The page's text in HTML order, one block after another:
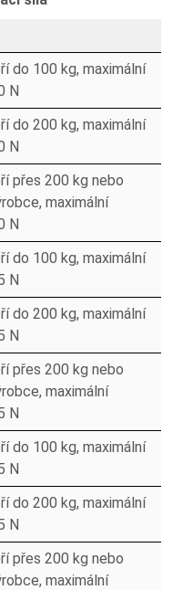
do 100 kg, maximální
N
do 200 kg, maximální
N
přes 200 kg nebo
maximální
N
do 100 kg, maximální
N
do 200 kg, maximální
N
přes 200 kg nebo
maximální
N
do 100 kg, maximální
N
do 200 kg, maximální
N
přes 200 kg nebo
maximální